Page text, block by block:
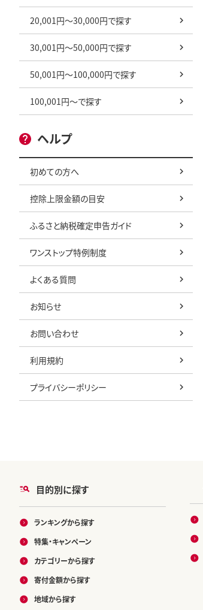
20,001円～30,000円で探す
30,001円～50,000円で探す
50,001円～100,000円で探す
100,001円～で探す
ヘルプ
初めての方へ
控除上限金額の目安
ふるさと納税確定申告ガイド
ワンストップ特例制度
よくある質問
お知らせ
お問い合わせ
利用規約
プライバシーポリシー
目的別に探す
ランキングから探す
特集・キャンペーン
カテゴリーから探す
寄付金額から探す
地域から探す